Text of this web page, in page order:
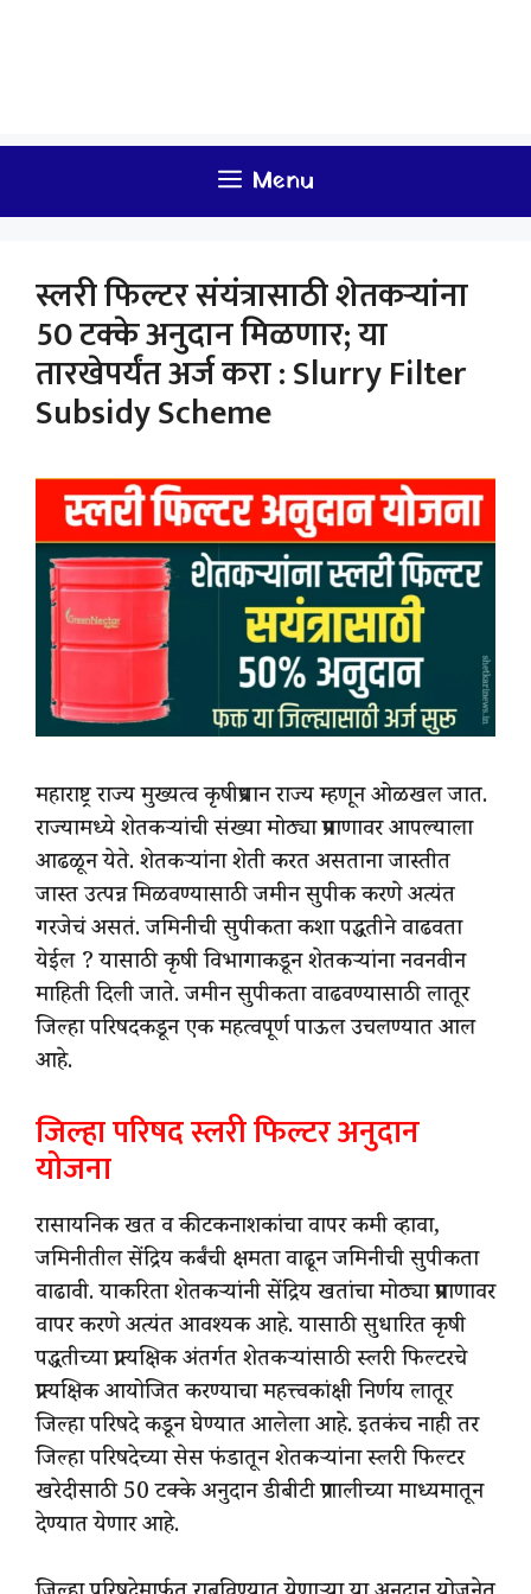
Menu
स्लरी फिल्टर संयंत्रासाठी शेतकऱ्यांना
50 टक्के अनुदान मिळणार; या
तारखेपर्यंत अर्ज करा : Slurry Filter
Subsidy Scheme
महाराष्ट्र राज्य मुख्यत्व कृषीप्रधान राज्य म्हणून ओळखल जात.
राज्यामध्ये शेतकऱ्यांची संख्या मोठ्या प्रमाणावर आपल्याला
आढळून येते. शेतकऱ्यांना शेती करत असताना जास्तीत
जास्त उत्पन्न मिळवण्यासाठी जमीन सुपीक करणे अत्यंत
गरजेचं असतं. जमिनीची सुपीकता कशा पद्धतीने वाढवता
येईल ? यासाठी कृषी विभागाकडून शेतकऱ्यांना नवनवीन
माहिती दिली जाते. जमीन सुपीकता वाढवण्यासाठी लातूर
जिल्हा परिषदकडून एक महत्वपूर्ण पाऊल उचलण्यात आल
आहे.
जिल्हा परिषद स्लरी फिल्टर अनुदान
योजना
रासायनिक खत व कीटकनाशकांचा वापर कमी व्हावा,
जमिनीतील सेंद्रिय कर्बंची क्षमता वाढून जमिनीची सुपीकता
वाढावी. याकरिता शेतकऱ्यांनी सेंद्रिय खतांचा मोठ्या प्रमाणावर
वापर करणे अत्यंत आवश्यक आहे. यासाठी सुधारित कृषी
पद्धतीच्या प्रात्यक्षिक अंतर्गत शेतकऱ्यांसाठी स्लरी फिल्टरचे
प्रात्यक्षिक आयोजित करण्याचा महत्त्वकांक्षी निर्णय लातूर
जिल्हा परिषदे कडून घेण्यात आलेला आहे. इतकंच नाही तर
जिल्हा परिषदेच्या सेस फंडातून शेतकऱ्यांना स्लरी फिल्टर
खरेदीसाठी 50 टक्के अनुदान डीबीटी प्रणालीच्या माध्यमातून
देण्यात येणार आहे.